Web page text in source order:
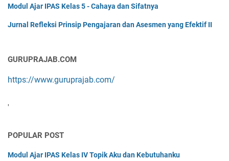
Modul Ajar IPAS Kelas 5 - Cahaya dan Sifatnya
Jurnal Refleksi Prinsip Pengajaran dan Asesmen yang Efektif II
GURUPRAJAB.COM
https://www.guruprajab.com/
'
POPULAR POST
Modul Ajar IPAS Kelas IV Topik Aku dan Kebutuhanku